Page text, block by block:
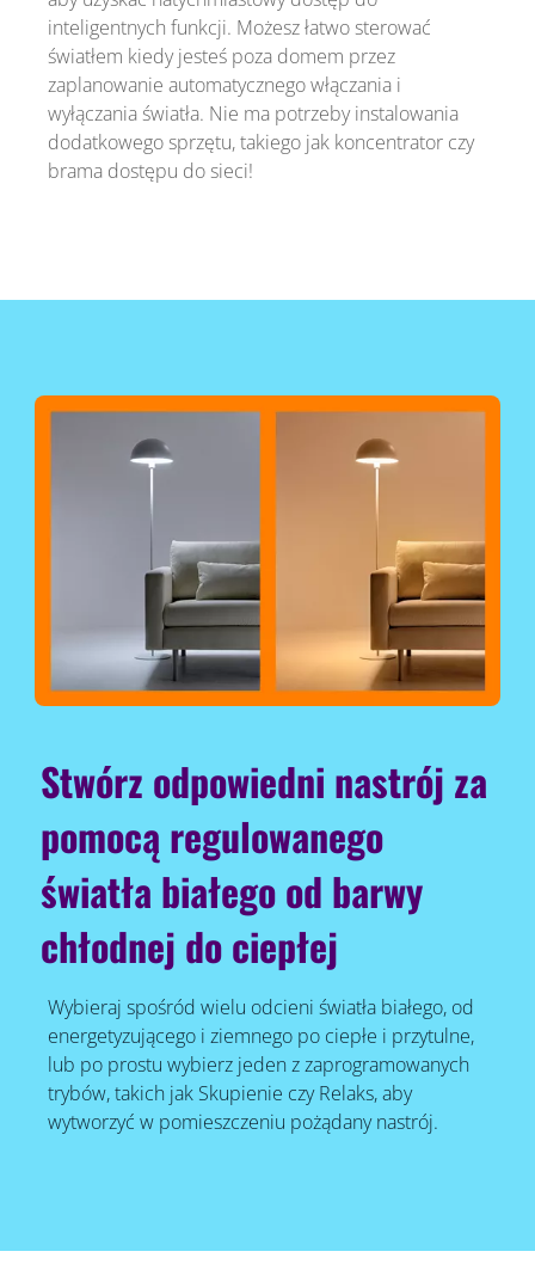
inteligentnych funkcji. Możesz łatwo sterować
światłem kiedy jesteś poza domem przez
zaplanowanie automatycznego włączania i
wyłączania światła. Nie ma potrzeby instalowania
dodatkowego sprzętu, takiego jak koncentrator czy
brama dostępu do sieci!
Stwórz odpowiedni nastrój za
pomocą regulowanego
światła białego od barwy
chłodnej do ciepłej
Wybieraj spośród wielu odcieni światła białego, od
energetyzującego i ziemnego po ciepłe i przytulne,
lub po prostu wybierz jeden z zaprogramowanych
trybów, takich jak Skupienie czy Relaks, aby
wytworzyć w pomieszczeniu pożądany nastrój.